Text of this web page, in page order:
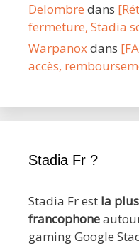
Delombre dans
fermeture, Stadia
Warpanoxdans
accès,
Stadia Fr ?
Stadia Fr est la
francophone
gaming Google